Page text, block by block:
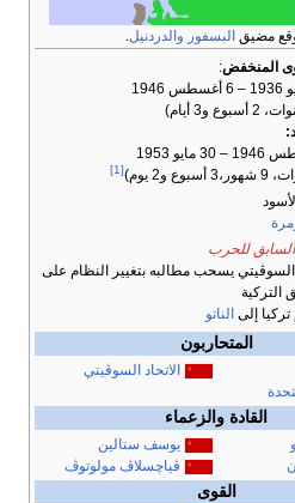
مضيق البسفور والدردنيل.
المنخفض:
[1]
للحرب
السوڤيتي يسحب مطالبه بتغيير النظام على
التركية
تركيا إلى الناتو
المتحاربون
الاتحاد السوڤيتي
القادة والزعماء
يوسف ستالين
ڤياچسلاڤ مولوتوڤ
القوى